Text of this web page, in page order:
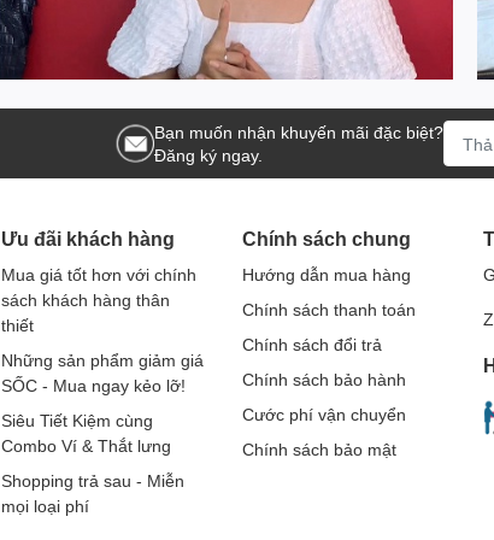
Bạn muốn nhận khuyến mãi đặc biệt?
Đăng ký ngay.
Ưu đãi khách hàng
Mua giá tốt hơn với chính
sách khách hàng thân
thiết
Những sản phẩm giảm giá
SỐC - Mua ngay kẻo lỡ!
Siêu Tiết Kiệm cùng
Combo Ví & Thắt lưng
Shopping trả sau - Miễn
mọi loại phí
Chính sách chung
Hướng dẫn mua hàng
Chính sách thanh toán
Chính sách đổi trả
Chính sách bảo hành
Cước phí vận chuyển
Chính sách bảo mật